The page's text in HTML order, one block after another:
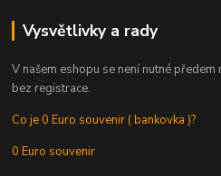
Vysvětlivky a rady
V našem eshopu se není nutné
bez registrace.
Co je 0 Euro souvenir ( bankovka )?
0 Euro souvenir